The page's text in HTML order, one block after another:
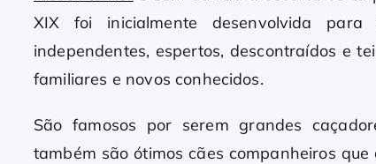
XIX foi inicialmente desenvolvida
independentes, espertos, descontraídos e
familiares e novos conhecidos.
São famosos por serem grandes
também são ótimos cães companheiros